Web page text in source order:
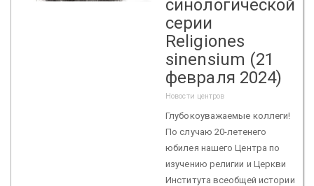
синологической
серии
Religiones
sinensium (21
февраля 2024)
Новости центров
Глубокоуважаемые коллеги!
По случаю 20-летенего
юбилея нашего Центра по
изучению религии и Церкви
Института всеобщей истории